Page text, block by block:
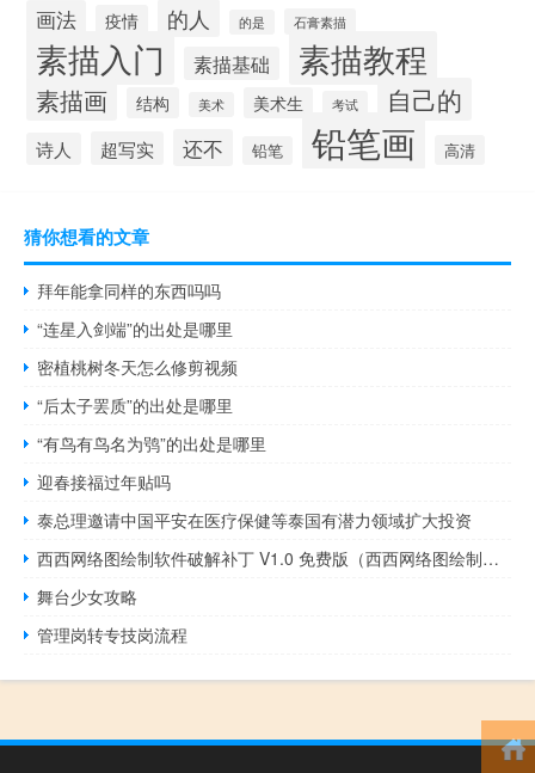
画法 疫情 的人 的是 石膏素描
素描入门 素描基础 素描教程
素描画 结构 美术 美术生 考试 自己的
诗人 超写实 还不 铅笔 铅笔画 高清
猜你想看的文章
拜年能拿同样的东西吗吗
“连星入剑端”的出处是哪里
密植桃树冬天怎么修剪视频
“后太子罢质”的出处是哪里
“有鸟有鸟名为鸮”的出处是哪里
迎春接福过年贴吗
泰总理邀请中国平安在医疗保健等泰国有潜力领域扩大投资
西西网络图绘制软件破解补丁 V1.0 免费版（西西网络图绘制软件破解补丁 V1.0 免费版功能简介）
舞台少女攻略
管理岗转专技岗流程